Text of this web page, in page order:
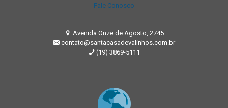
Fale Conosco
Avenida Onze de Agosto, 2745
contato@santacasadevalinhos.com.br
(19) 3869-5111